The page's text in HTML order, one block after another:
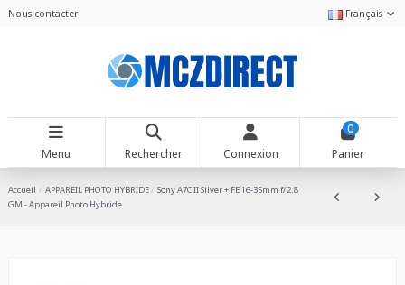
Nous contacter Français
Menu Rechercher Connexion
0
Panier
Accueil APPAREIL PHOTO HYBRIDE
Sony A7C II Silver + FE 16-35mm f/2.8
GM - Appareil Photo Hybride